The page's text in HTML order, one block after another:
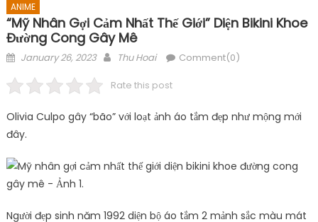
ANIME
“Mỹ Nhân Gợi Cảm Nhất Thế Giới” Diện Bikini Khoe
Đường Cong Gây Mê
Posted
January 26, 2023 Author
Thu Hoai Comment(0)
Rate this post
Olivia Culpo gây “bão” với loạt ảnh áo tắm đẹp như mộng mới
đây.
Người đẹp sinh năm 1992 diện bộ áo tắm 2 mảnh sắc màu mát